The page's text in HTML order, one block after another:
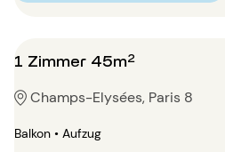
1 Zimmer 45m²
Champs-Elysées, Paris 8
Balkon • Aufzug